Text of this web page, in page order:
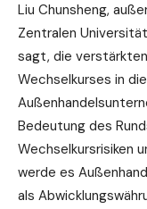
Liu Chunsheng,
Zentralen
sagt, die
Wechselkurses in
Bedeutung des
Wechselkursrisiken
werde es
als